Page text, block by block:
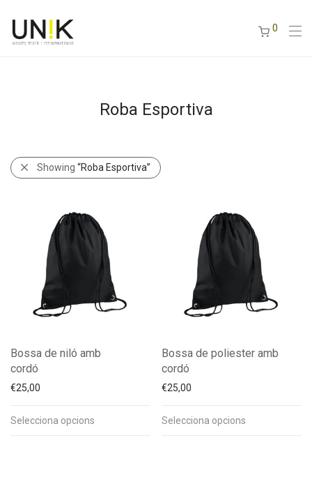
0
Roba Esportiva
Showing “Roba Esportiva”
Bossa de niló amb
cordó
€25,00
Selecciona opcions
Bossa de poliester amb
cordó
€25,00
Selecciona opcions